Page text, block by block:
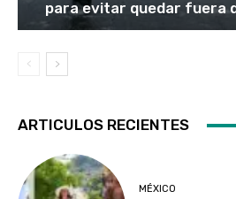
para evitar quedar fuera
ARTICULOS RECIENTES
MÉXICO